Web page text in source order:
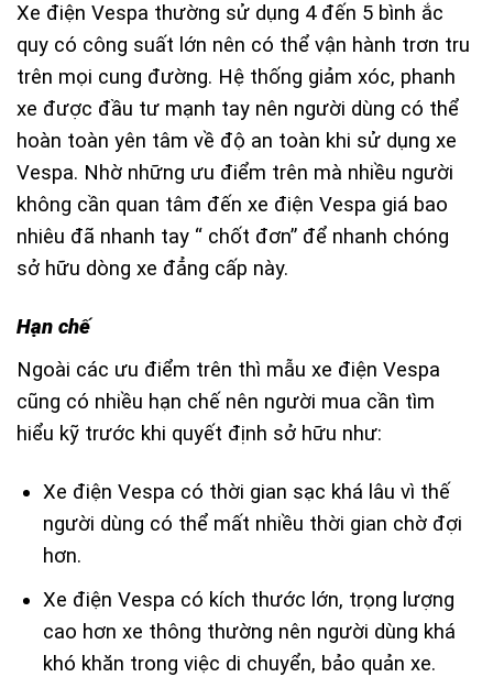
Xe điện Vespa thường sử dụng 4 đến 5 bình ắc
quy có công suất lớn nên có thể vận hành trơn tru
trên mọi cung đường. Hệ thống giảm xóc, phanh
xe được đầu tư mạnh tay nên người dùng có thể
hoàn toàn yên tâm về độ an toàn khi sử dụng xe
Vespa. Nhờ những ưu điểm trên mà nhiều người
không cần quan tâm đến xe điện Vespa giá bao
nhiêu đã nhanh tay “ chốt đơn” để nhanh chóng
sở hữu dòng xe đẳng cấp này.
Hạn chế
Ngoài các ưu điểm trên thì mẫu xe điện Vespa
cũng có nhiều hạn chế nên người mua cần tìm
hiểu kỹ trước khi quyết định sở hữu như:
Xe điện Vespa có thời gian sạc khá lâu vì thế
người dùng có thể mất nhiều thời gian chờ đợi
hơn.
Xe điện Vespa có kích thước lớn, trọng lượng
cao hơn xe thông thường nên người dùng khá
khó khăn trong việc di chuyển, bảo quản xe.